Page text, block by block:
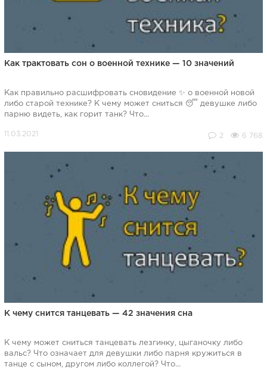
Как трактовать сон о военной технике — 10 значений
Как правильно расшифровать сновидение ✨ о военной новой
либо старой технике? К чему может сниться 😴 девушке либо
парню видеть, как горит танк? Что...
2 6 768
К чему снится танцевать — 42 значения сна
К чему может сниться танцевать лезгинку, цыганочку либо
вальс? Что означает для девушки либо парня кружиться в
танце с сыном, другом либо коллегой? Что...